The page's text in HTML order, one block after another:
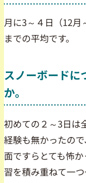
月に3～４日（12月
までの平均です。
スノーボードに
か。
初めての２～3日は
経験も無かったの
面ですらとても怖
習を積み重ねて一